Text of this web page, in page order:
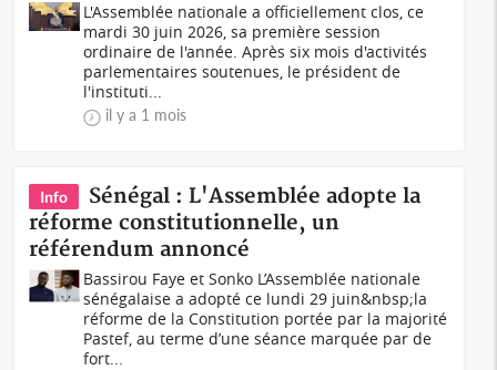
L'Assemblée nationale a officiellement clos, ce
mardi 30 juin 2026, sa première session
ordinaire de l'année. Après six mois d'activités
parlementaires soutenues, le président de
l'instituti...
il y a 1 mois
Info
Sénégal : L'Assemblée adopte la
réforme constitutionnelle, un
référendum annoncé
Bassirou Faye et Sonko L’Assemblée nationale
sénégalaise a adopté ce lundi 29 juin&nbsp;la
réforme de la Constitution portée par la majorité
Pastef, au terme d’une séance marquée par de
fort...